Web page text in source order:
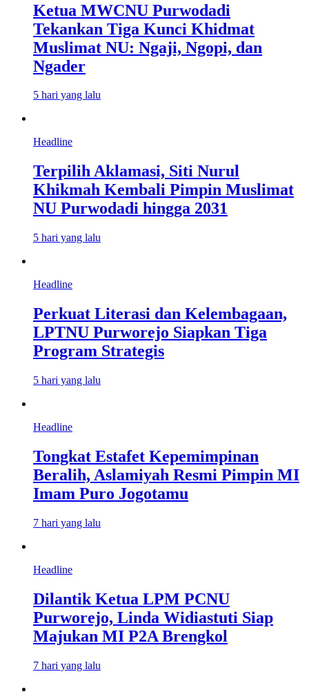
Ketua MWCNU Purwodadi
Tekankan Tiga Kunci Khidmat
Muslimat NU: Ngaji, Ngopi, dan
Ngader
5 hari yang lalu
Headline
Terpilih Aklamasi, Siti Nurul
Khikmah Kembali Pimpin Muslimat
NU Purwodadi hingga 2031
5 hari yang lalu
Headline
Perkuat Literasi dan Kelembagaan,
LPTNU Purworejo Siapkan Tiga
Program Strategis
5 hari yang lalu
Headline
Tongkat Estafet Kepemimpinan
Beralih, Aslamiyah Resmi Pimpin MI
Imam Puro Jogotamu
7 hari yang lalu
Headline
Dilantik Ketua LPM PCNU
Purworejo, Linda Widiastuti Siap
Majukan MI P2A Brengkol
7 hari yang lalu